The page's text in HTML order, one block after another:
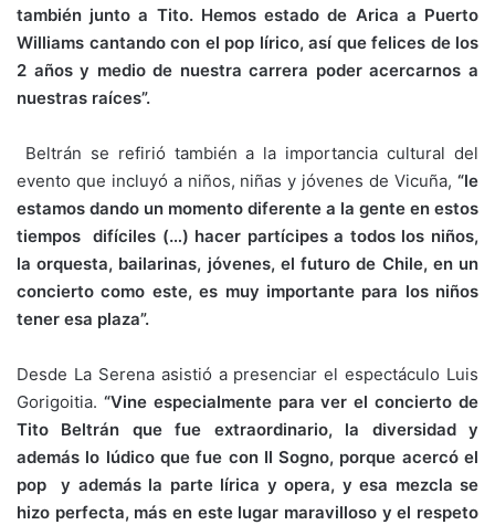
también junto a Tito. Hemos estado de Arica a Puerto
Williams cantando con el pop lírico, así que felices de los
2 años y medio de nuestra carrera poder acercarnos a
nuestras raíces”.
Beltrán se refirió también a la importancia cultural del
evento que incluyó a niños, niñas y jóvenes de Vicuña, “le
estamos dando un momento diferente a la gente en estos
tiempos difíciles (…) hacer partícipes a todos los niños,
la orquesta, bailarinas, jóvenes, el futuro de Chile, en un
concierto como este, es muy importante para los niños
tener esa plaza”.
Desde La Serena asistió a presenciar el espectáculo Luis
Gorigoitia. “Vine especialmente para ver el concierto de
Tito Beltrán que fue extraordinario, la diversidad y
además lo lúdico que fue con Il Sogno, porque acercó el
pop y además la parte lírica y opera, y esa mezcla se
hizo perfecta, más en este lugar maravilloso y el respeto